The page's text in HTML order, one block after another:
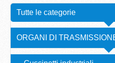
Tutte le categorie
ORGANI DI